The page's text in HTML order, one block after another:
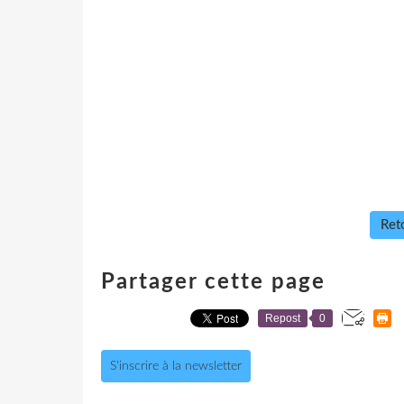
Partager cette page
Repost 0
S'inscrire à la newsletter